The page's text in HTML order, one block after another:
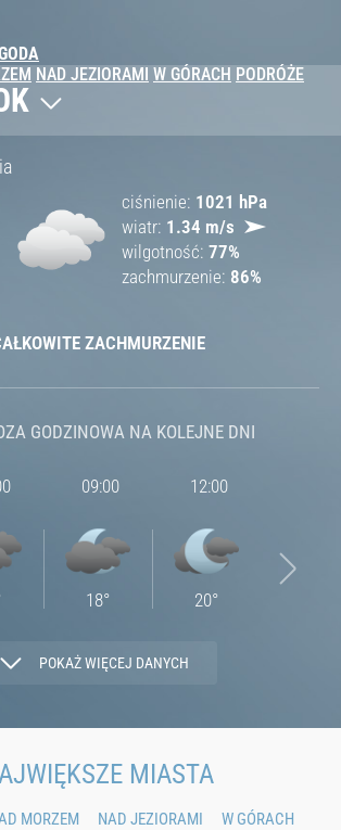
NAD JEZIORAMI W GÓRACH PODRÓŻE
ZACHMURZENIE
ciśnienie 1021 hPa
wiatr 1.34 m/s
wilgotność 77%
zachmurzenie 86%
09:00
18°
4.87
12:00
20°
4.12
POKAŻ WIĘCEJ DANYCH
MIASTA
MORZEM NAD JEZIORAMI W GÓRACH